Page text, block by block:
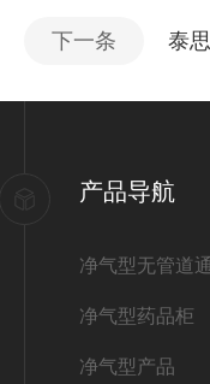
下一条 泰
产品导航
净气型无管道
净气型药品柜
净气型产品